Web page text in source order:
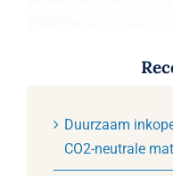
Duurzaam
CO2-neutrale